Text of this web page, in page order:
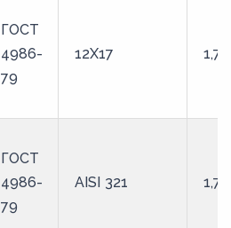
ГОСТ
4986-
79
12Х17 1,7
ГОСТ
4986-
79
AISI 321 1,7